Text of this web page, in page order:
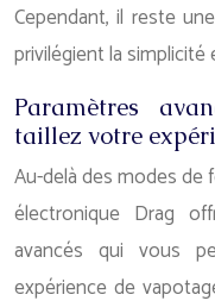
Cependant, il reste
privilégient la simplicité
Paramètres
taillez votre
Au-delà des modes
électronique Drag
avancés qui vous
expérience de